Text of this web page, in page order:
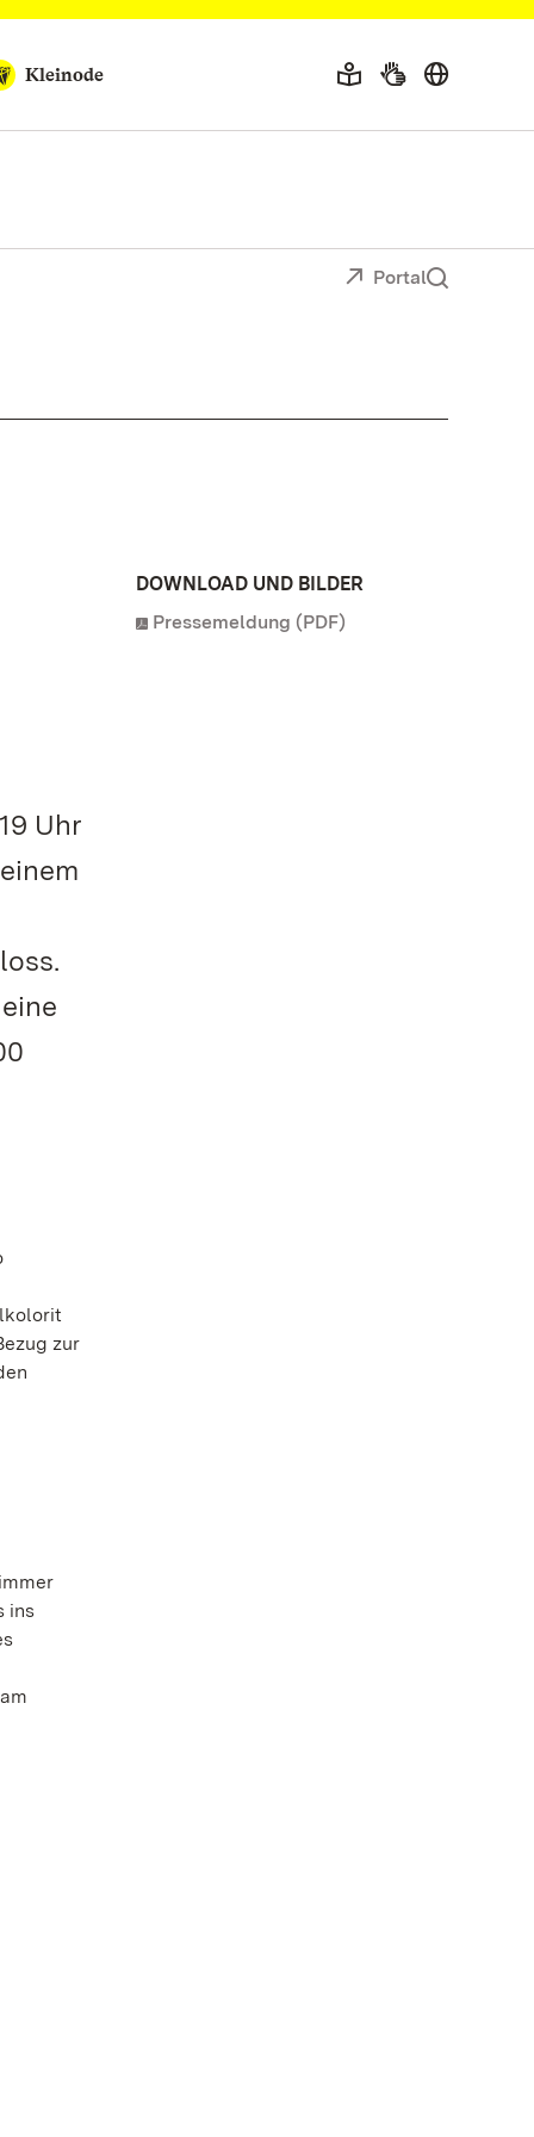
Kleinode
Portal
Uhr
zur
ins
DOWNLOAD UND BILDER
Pressemeldung (PDF)